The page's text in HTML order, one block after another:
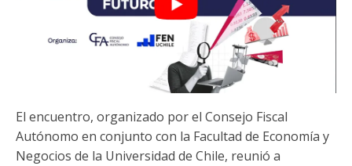
Estudiantes
Académicas/os
Funcionarias/os
El encuentro, organizado por el Consejo Fiscal
Autónomo en conjunto con la Facultad de Economía y
Negocios de la Universidad de Chile, reunió a